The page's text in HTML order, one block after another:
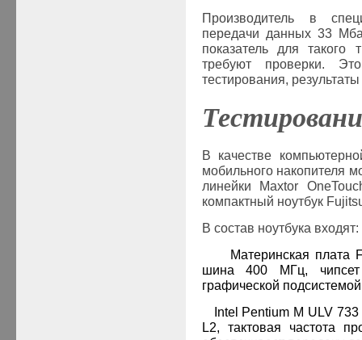
Производитель в
передачи данных 33
показатель для такого
требуют проверки.
тестирования,
В качестве
мобильного накопителя
линейки Maxtor
компактный ноутбук
В состав ноутбука входят:
Материнская плата
шина 400 МГц,
графической
Intel Pentium M ULV733
L2, тактовая частота